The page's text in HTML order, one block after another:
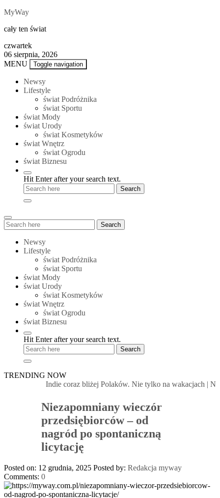
Skip
content
MyWay
cały ten świat
czwartek
06 sierpnia, 2026
MENU
Toggle navigation
Newsy
Lifestyle
świat Podróżnika
świat Sportu
świat Mody
świat Urody
świat Kosmetyków
świat Wnętrz
świat Ogrodu
świat Biznesu
Hit Enter after your search text.
Search
for:
Search
Newsy
Lifestyle
świat Podróżnika
świat Sportu
świat Mody
świat Urody
świat Kosmetyków
świat Wnętrz
świat Ogrodu
świat Biznesu
Hit Enter after your search text.
TRENDING NOW
Indie coraz bliżej Polaków. Nie tylko na wakacjach| Nowa
Niezapomniany wieczór
przedsiębiorców – od
nagród po spontaniczną
licytację
Posted on: 12 grudnia, 2025 Posted by: Redakcja myway
Comments: 0